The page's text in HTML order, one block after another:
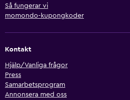
Så fungerar vi
momondo-kupongkoder
Kontakt
Hjälp/Vanliga frågor
Press
Samarbetsprogram
Annonsera med oss